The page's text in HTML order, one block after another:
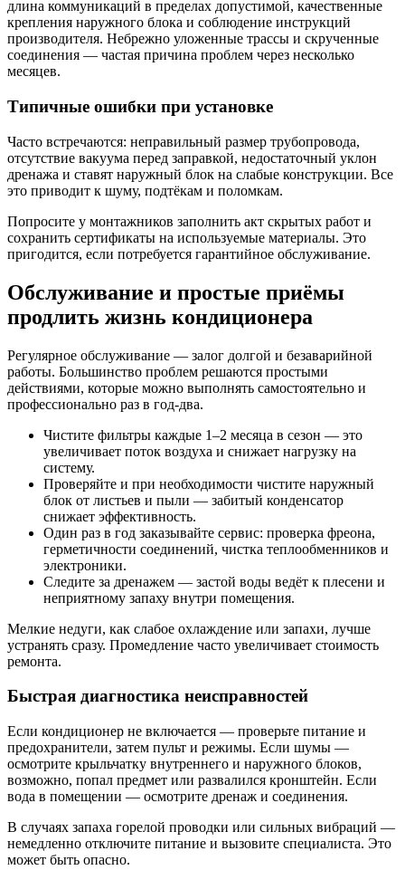
длина коммуникаций в пределах допустимой, качественные
крепления наружного блока и соблюдение инструкций
производителя. Небрежно уложенные трассы и скрученные
соединения — частая причина проблем через несколько
месяцев.
Типичные ошибки при установке
Часто встречаются: неправильный размер трубопровода,
отсутствие вакуума перед заправкой, недостаточный уклон
дренажа и ставят наружный блок на слабые конструкции. Все
это приводит к шуму, подтёкам и поломкам.
Попросите у монтажников заполнить акт скрытых работ и
сохранить сертификаты на используемые материалы. Это
пригодится, если потребуется гарантийное обслуживание.
Обслуживание и простые приёмы
продлить жизнь кондиционера
Регулярное обслуживание — залог долгой и безаварийной
работы. Большинство проблем решаются простыми
действиями, которые можно выполнять самостоятельно и
профессионально раз в год-два.
Чистите фильтры каждые 1–2 месяца в сезон — это
увеличивает поток воздуха и снижает нагрузку на
систему.
Проверяйте и при необходимости чистите наружный
блок от листьев и пыли — забитый конденсатор
снижает эффективность.
Один раз в год заказывайте сервис: проверка фреона,
герметичности соединений, чистка теплообменников и
электроники.
Следите за дренажем — застой воды ведёт к плесени и
неприятному запаху внутри помещения.
Мелкие недуги, как слабое охлаждение или запахи, лучше
устранять сразу. Промедление часто увеличивает стоимость
ремонта.
Быстрая диагностика неисправностей
Если кондиционер не включается — проверьте питание и
предохранители, затем пульт и режимы. Если шумы —
осмотрите крыльчатку внутреннего и наружного блоков,
возможно, попал предмет или развалился кронштейн. Если
вода в помещении — осмотрите дренаж и соединения.
В случаях запаха горелой проводки или сильных вибраций —
немедленно отключите питание и вызовите специалиста. Это
может быть опасно.